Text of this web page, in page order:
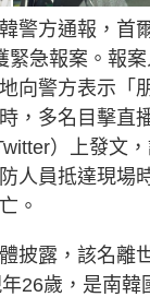
警方通報，首
緊急報案。報
向警方表示「
，多名目擊直
）上發文
人員抵達現場
。
披露，該名離
26歲，是南韓